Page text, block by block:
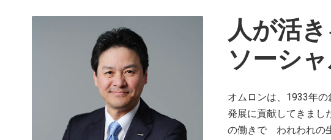
人が活
ソーシ
オムロンは、1933年
発展に貢献してきまし
の働きで われわれの